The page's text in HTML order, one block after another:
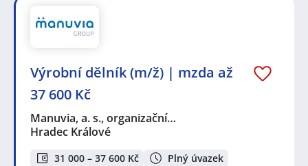
Výrobní dělník (m/ž) | mzda až
37 600 Kč
Manuvia, a. s., organizační…
Hradec Králové
31 000 – 37 600 Kč
Plný úvazek